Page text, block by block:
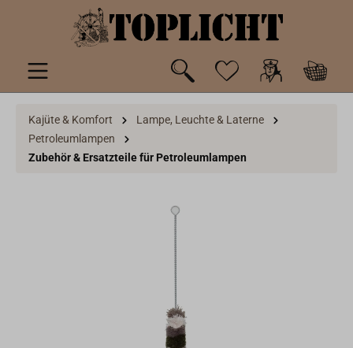
springen
Kajüte & Komfort
Lampe, Leuchte & Laterne
Petroleumlampen
Zubehör & Ersatzteile für Petroleumlampen